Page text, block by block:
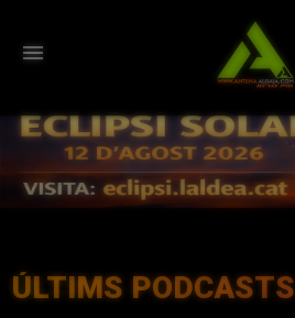
menu
ÚLTIMS PODCASTS